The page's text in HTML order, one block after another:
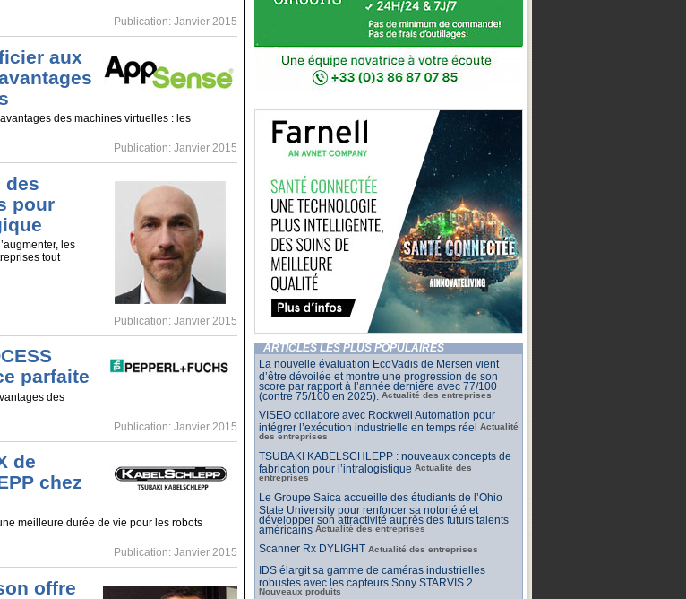
Publication: Janvier 2015
aux
des machines virtuelles : les
Publication: Janvier 2015
des
pour
les
tout
Publication: Janvier 2015
parfaite
des
Publication: Janvier 2015
de
chez
meilleure durée de vie pour les robots
Publication: Janvier 2015
offre
ARTICLES LES PLUS POPULAIRES
La nouvelle évaluation EcoVadis de Mersen vient
d’être dévoilée et montre une progression de son
score par rapport à l’année dernière avec 77/100
(contre 75/100 en 2025). Actualité des entreprises
VISEO collabore avec Rockwell Automation pour
intégrer l’exécution industrielle en temps réel Actualité
des entreprises
TSUBAKI KABELSCHLEPP : nouveaux concepts de
fabrication pour l’intralogistique Actualité des
entreprises
Le Groupe Saica accueille des étudiants de l’Ohio
State University pour renforcer sa notoriété et
développer son attractivité auprès des futurs talents
américains Actualité des entreprises
Scanner Rx DYLIGHT Actualité des entreprises
IDS élargit sa gamme de caméras industrielles
robustes avec les capteurs Sony STARVIS 2
Nouveaux produits